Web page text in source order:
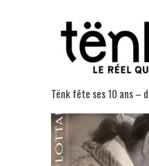
Tënk fête ses 10 ans –